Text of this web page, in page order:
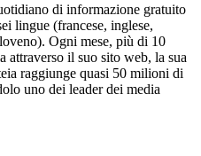
di informazione gratuito
lingue (francese, inglese,
Ogni mese, più di 10
il suo sito web, la sua
raggiunge quasi 50 milioni di
uno dei leader dei media